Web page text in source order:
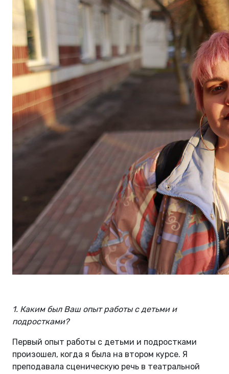
1. Каким был Ваш опыт работы с детьми и
подростками?
Первый опыт работы с детьми и подростками
произошел, когда я была на втором курсе. Я
преподавала сценическую речь в театральной